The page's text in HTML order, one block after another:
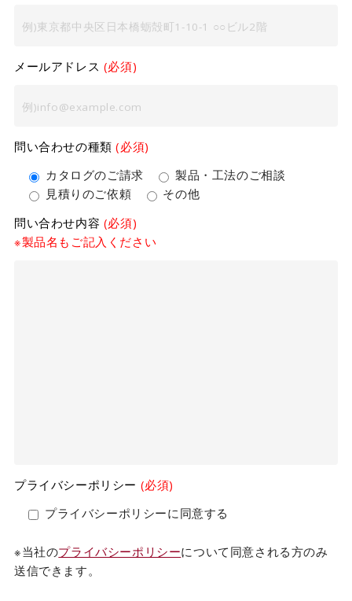
メールアドレス (必須)
問い合わせの種類(必須)
カタログのご請求
製品・工法のご相談
見積りのご依頼
その他
問い合わせ内容 (必須)
※製品名もご記入ください
プライバシーポリシー (必須)
プライバシーポリシーに同意する
※当社のプライバシーポリシーについて同意される方のみ
送信できます。